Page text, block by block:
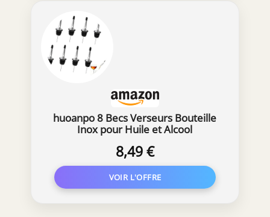
huoanpo 8 Becs Verseurs Bouteille
Inox pour Huile et Alcool
8,49 €